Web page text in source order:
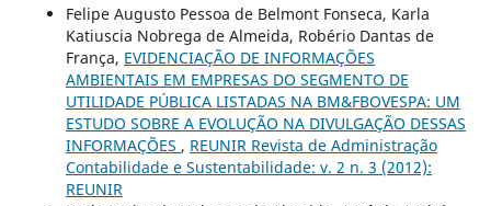
Felipe Augusto Pessoa de Belmont Fonseca, Karla
Katiuscia Nobrega de Almeida, Robério Dantas de
França, EVIDENCIAÇÃO DE INFORMAÇÕES
AMBIENTAIS EM EMPRESAS DO SEGMENTO DE
UTILIDADE PÚBLICA LISTADAS NA BM&FBOVESPA: UM
ESTUDO SOBRE A EVOLUÇÃO NA DIVULGAÇÃO DESSAS
INFORMAÇÕES , REUNIR Revista de Administração
Contabilidade e Sustentabilidade: v. 2 n. 3 (2012):
REUNIR